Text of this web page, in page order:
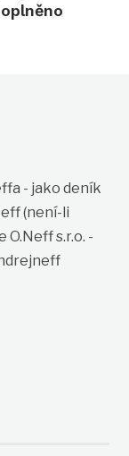
- jako deník
(není-li
O.Neff s.r.o. -